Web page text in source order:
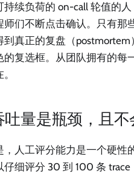
续负荷的 on-call 轮值的
师们不断点击确认。只有那
到真正的复盘（
复选框。从团队拥有的每
量是瓶颈，且
人工评分能力是一个硬性
细评分 30 到 100 条